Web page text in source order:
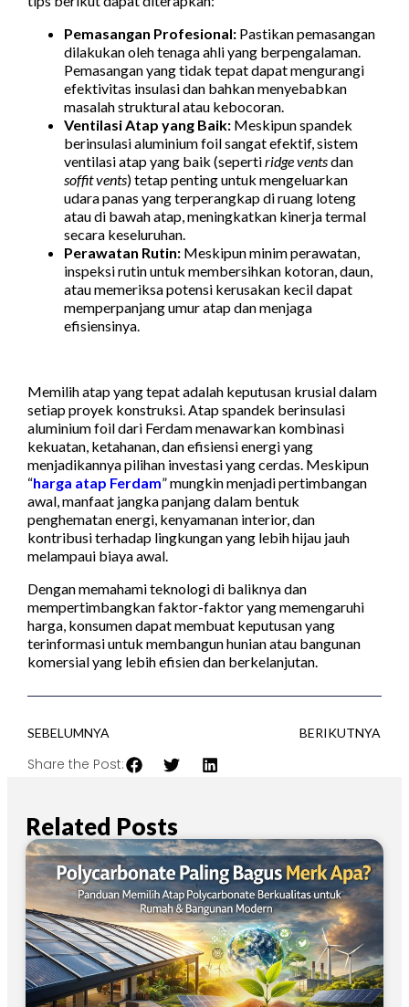
Pemasangan Profesional:Pastikan pemasangan
dilakukan oleh tenaga ahli yang berpengalaman.
Pemasangan yang tidak tepat dapat mengurangi
efektivitas insulasi dan bahkan menyebabkan
masalah struktural atau kebocoran.
Ventilasi Atap yang Baik:Meskipun spandek
berinsulasi aluminium foil sangat efektif, sistem
ventilasi atap yang baik (sepertiridge ventsdan
soffit vents) tetap penting untuk mengeluarkan
udara panas yang terperangkap di ruang loteng
atau di bawah atap, meningkatkan kinerja termal
secara keseluruhan.
Perawatan Rutin:Meskipun minim perawatan,
inspeksi rutin untuk membersihkan kotoran, daun,
atau memeriksa potensi kerusakan kecil dapat
memperpanjang umur atap dan menjaga
efisiensinya.
Memilih atap yang tepat adalah keputusan krusial dalam
setiap proyek konstruksi. Atap spandek berinsulasi
aluminium foil dari Ferdam menawarkan kombinasi
kekuatan, ketahanan, dan efisiensi energi yang
menjadikannya pilihan investasi yang cerdas. Meskipun
“harga atap Ferdam” mungkin menjadi pertimbangan
awal, manfaat jangka panjang dalam bentuk
penghematan energi, kenyamanan interior, dan
kontribusi terhadap lingkungan yang lebih hijau jauh
melampaui biaya awal.
Dengan memahami teknologi di baliknya dan
mempertimbangkan faktor-faktor yang memengaruhi
harga, konsumen dapat membuat keputusan yang
terinformasi untuk membangun hunian atau bangunan
komersial yang lebih efisien dan berkelanjutan.
SEBELUMNYA BERIKUTNYA
Share the Post:
Related Posts